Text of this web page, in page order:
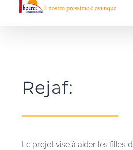
Rejaf:
Le projet vise à aider les filles